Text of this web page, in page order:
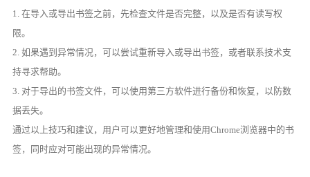
1. 在导入或导出书签之前，先检查文件是否完整，以及是否有读写权
限。
2. 如果遇到异常情况，可以尝试重新导入或导出书签，或者联系技术支
持寻求帮助。
3. 对于导出的书签文件，可以使用第三方软件进行备份和恢复，以防数
据丢失。
通过以上技巧和建议，用户可以更好地管理和使用Chrome浏览器中的书
签，同时应对可能出现的异常情况。